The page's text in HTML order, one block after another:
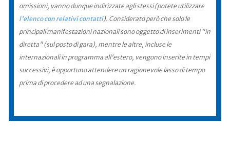
omissioni, vanno dunque indirizzate agli stessi (potete utilizzare
l'elenco con relativi contatti). Considerato però che solo le
principali manifestazioni nazionali sono oggetto di inserimenti "in
diretta" (sul posto di gara), mentre le altre, incluse le
internazionali in programma all'estero, vengono inserite in tempi
successivi, è opportuno attendere un ragionevole lasso di tempo
prima di procedere ad una segnalazione.